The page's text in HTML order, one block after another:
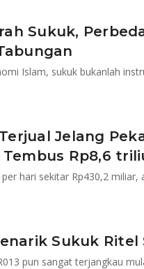
Sukuk,
Islam, sukuk bukanlah
Jelang
Tembus Rp8,6
Sukuk Ritel
pun sangat terjangkau